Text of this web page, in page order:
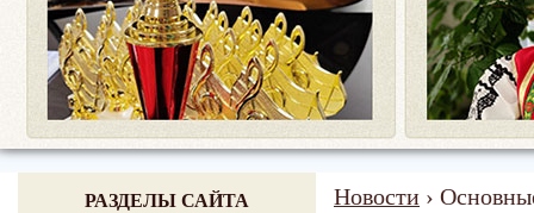
РАЗДЕЛЫ САЙТА Новости ›